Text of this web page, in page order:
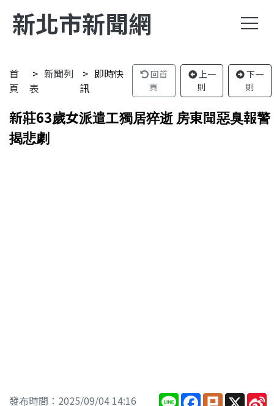
新北市新聞網
首
頁
新聞列
表
即時快
訊
回首
頁
上一
則
下一
則
新莊63歲女派遣工獨居猝逝 房東聞惡臭報警
揭悲劇
發布時間：2025/09/04 14:16
LineFacebook
PlurkX